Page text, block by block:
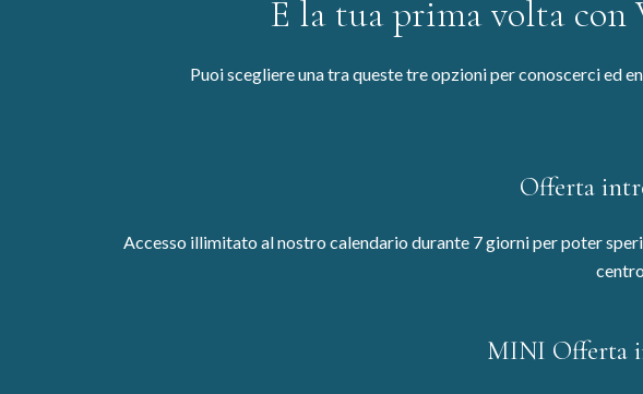
È la tua prima volta con
Puoi scegliere una tra queste tre opzioni per conoscerci ed
Offerta
Accesso illimitato al nostro calendario durante 7 giorni per poter
MINI Offerta